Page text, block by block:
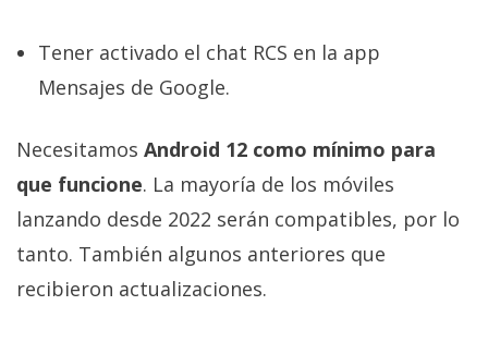
Tener activado el chat RCS en la app
Mensajes de Google.
Necesitamos Android 12 como mínimo para
que funcione. La mayoría de los móviles
lanzando desde 2022 serán compatibles, por lo
tanto. También algunos anteriores que
recibieron actualizaciones.